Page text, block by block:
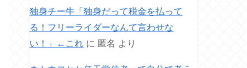
独身チー牛「独身だって税金を払って
る！フリーライダーなんて言わせな
い！」←これ に 匿名 より